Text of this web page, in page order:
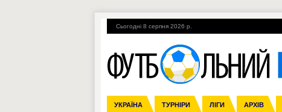
Сьогодні 8 серпня 2026 р.
УКРАЇНА ТУРНІРИ ЛІГИ АРХІВ
Збірна Прем'єр-ліга Перша ліга Друга
Ліга чемпіонів Ліга Європи Міжнародні
ЧС-2014 ЄВРО-2016 Росія Кубок
Гарячі теми УПЛ, 2-й тур ВІЙНА